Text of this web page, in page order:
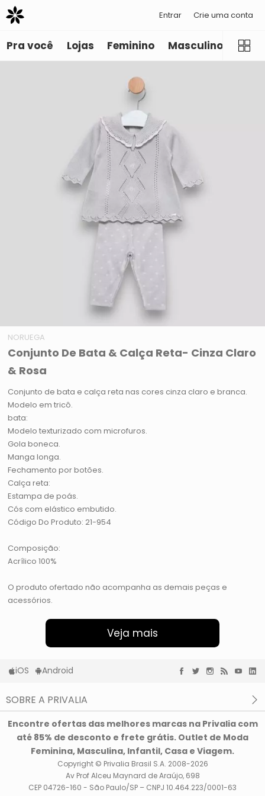
Entrar Crie uma conta
Pra você Lojas Feminino Masculino
NORUEGA
Conjunto De Bata & Calça Reta- Cinza Claro
& Rosa
Conjunto de bata e calça reta nas cores cinza claro e branca.
Modelo em tricô.
bata:
Modelo texturizado com microfuros.
Gola boneca.
Manga longa.
Fechamento por botões.
Calça reta:
Estampa de poás.
Cós com elástico embutido.
Código Do Produto: 21-954
Composição:
Acrílico 100%
O produto ofertado não acompanha as demais peças e
acessórios.
Veja mais
iOS Android
SOBRE A PRIVALIA
Privacidade e Cookies
Condições de uso
Encontre ofertas das melhores marcas na Privalia com
até 85% de desconto e frete grátis. Outlet de Moda
Feminina, Masculina, Infantil, Casa e Viagem.
Copyright © Privalia Brasil S.A. 2008-2026
Av Prof Alceu Maynard de Araújo, 698
CEP 04726-160 - São Paulo/SP – CNPJ 10.464.223/0001-63